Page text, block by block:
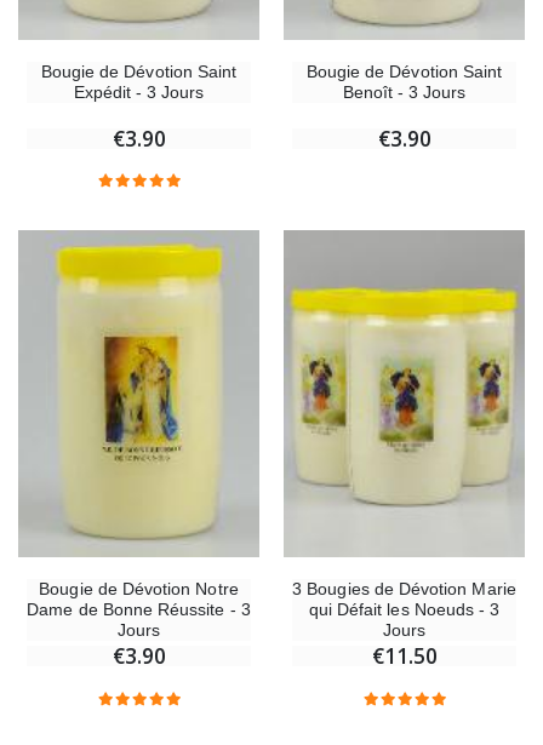
Bougie de Dévotion Saint
Expédit - 3 Jours
€3.90
Bougie de Dévotion Saint
Benoît - 3 Jours
€3.90
Bougie de Dévotion Notre
Dame de Bonne Réussite - 3
Jours
€3.90
3 Bougies de Dévotion Marie
qui Défait les Noeuds - 3
Jours
€11.50